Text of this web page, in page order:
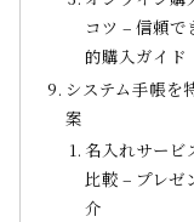
コツ – 信頼
的購入ガイド
システム手帳を
案
名入れサービ
比較 – プレ
介